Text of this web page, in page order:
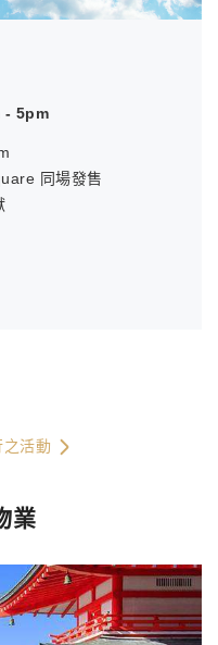
- 5pm
同場發售
活動
業